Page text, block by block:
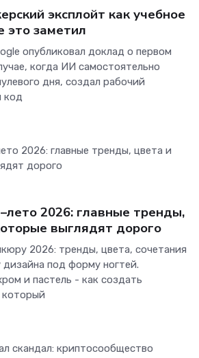
эксплойт как учебное
это заметил
опубликовал доклад о первом
когда ИИ самостоятельно
дня, создал рабочий
код
2026: главные тренды,
выглядят дорого
2026: тренды, цвета, сочетания
под форму ногтей.
и пастель - как создать